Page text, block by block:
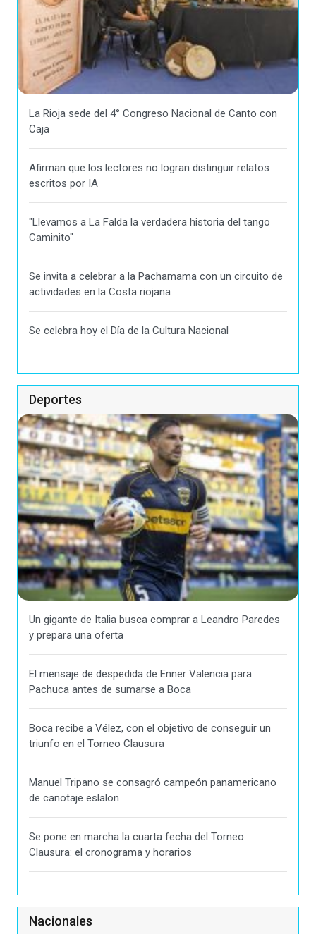
La Rioja sede del 4° Congreso Nacional de Canto con
Caja
Afirman que los lectores no logran distinguir relatos
escritos por IA
"Llevamos a La Falda la verdadera historia del tango
Caminito"
Se invita a celebrar a la Pachamama con un circuito de
actividades en la Costa riojana
Se celebra hoy el Día de la Cultura Nacional
Deportes
Un gigante de Italia busca comprar a Leandro Paredes
y prepara una oferta
El mensaje de despedida de Enner Valencia para
Pachuca antes de sumarse a Boca
Boca recibe a Vélez, con el objetivo de conseguir un
triunfo en el Torneo Clausura
Manuel Tripano se consagró campeón panamericano
de canotaje eslalon
Se pone en marcha la cuarta fecha del Torneo
Clausura: el cronograma y horarios
Nacionales